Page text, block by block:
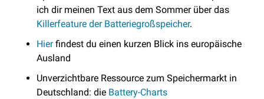
Killerfeature der Batteriegroßspeicher.
Hier findest du einen kurzen Blick ins europäische
Ausland
Unverzichtbare Ressource zum Speichermarkt in
Deutschland: die Battery-Charts